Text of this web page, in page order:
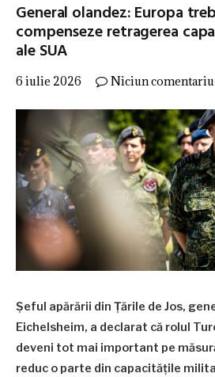
General olandez: Europa
compenseze retragerea
ale SUA
6 iulie 2026 Niciun comentariu
Șeful apărării din Țările de Jos,
Eichelsheim, a declarat că rolul
deveni tot mai important pe
reduc o parte din capacitățile